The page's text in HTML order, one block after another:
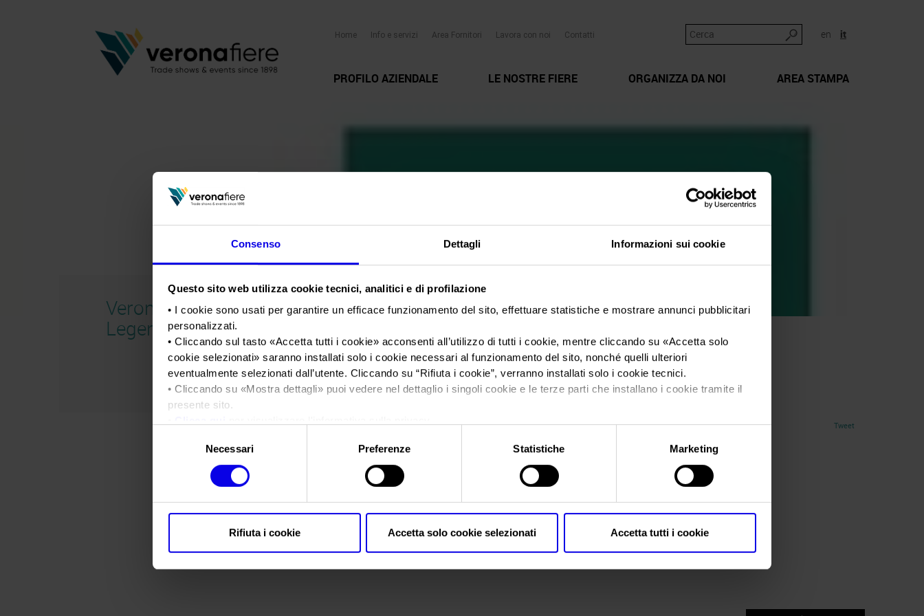
Consenso Dettagli Informazioni sui cookie
Questo sito web utilizza cookie tecnici, analitici e di profilazione
• I cookie sono usati per garantire un efficace funzionamento del sito, effettuare statistiche e mostrare annunci pubblicitari
personalizzati.
• Cliccando sul tasto «Accetta tutti i cookie» acconsenti all’utilizzo di tutti i cookie, mentre cliccando su «Accetta solo
cookie selezionati» saranno installati solo i cookie necessari al funzionamento del sito, nonché quelli ulteriori
eventualmente selezionati dall’utente. Cliccando su “Rifiuta i cookie”, verranno installati solo i cookie tecnici.
• Cliccando su «Mostra dettagli» puoi vedere nel dettaglio i singoli cookie e le terze parti che installano i cookie tramite il
presente sito.
Necessari Preferenze Statistiche Marketing
Rifiuta i cookie Accetta solo cookie selezionati Accetta tutti i cookie
en it
Home Info e servizi Area Fornitori Lavora con noi Contatti
PROFILO AZIENDALE LE NOSTRE FIERE ORGANIZZA DA NOI AREA STAMPA
Verona
Legend Cars
Sei in:Verona Legend Cars>Verona_Legend_Cars_logo2
Verona_Legend_Cars_logo2
Tweet